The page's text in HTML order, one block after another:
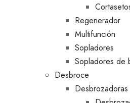
Regenerador
Multifunción
Sopladores
Sopladores de
Desbroce
Desbrozadoras